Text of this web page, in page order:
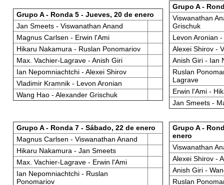
Grupo A - Ronda 5 - Jueves, 20 de enero
Jan Smeets - Viswanathan Anand
Magnus Carlsen - Erwin l'Ami
Hikaru Nakamura - Ruslan Ponomariov
Max. Vachier-Lagrave - Anish Giri
Ian Nepomniachtchi - Alexei Shirov
Vladimir Kramnik - Levon Aronian
Wang Hao - Alexander Grischuk
Grupo A -
Viswanathan
Grischuk
Levon Aronian
Alexei Shirov -
Anish Giri - Ian
Ruslan
Lagrave
Erwin l'Ami -
Jan Smeets -
Grupo A - Ronda 7 - Sábado, 22 de enero
Magnus Carlsen - Viswanathan Anand
Hikaru Nakamura - Jan Smeets
Max. Vachier-Lagrave - Erwin l'Ami
Ian Nepomniachtchi - Ruslan
Ponomariov
Grupo A -
enero
Viswanathan
Alexei Shirov -
Anish Giri -
Ruslan